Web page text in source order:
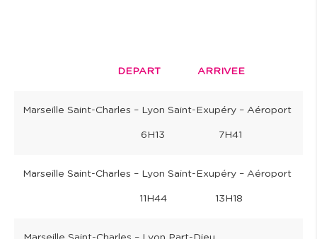
DEPART ARRIVEE
Marseille Saint-Charles – Lyon Saint-Exupéry – Aéroport
6H13 7H41
Marseille Saint-Charles – Lyon Saint-Exupéry – Aéroport
11H44 13H18